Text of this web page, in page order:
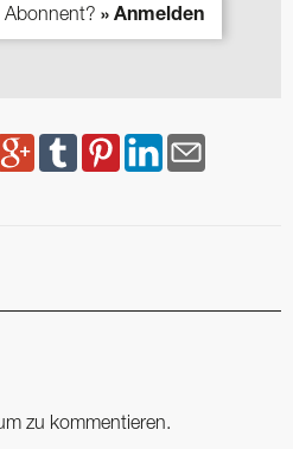
Abonnent? » Anmelden
zu kommentieren.